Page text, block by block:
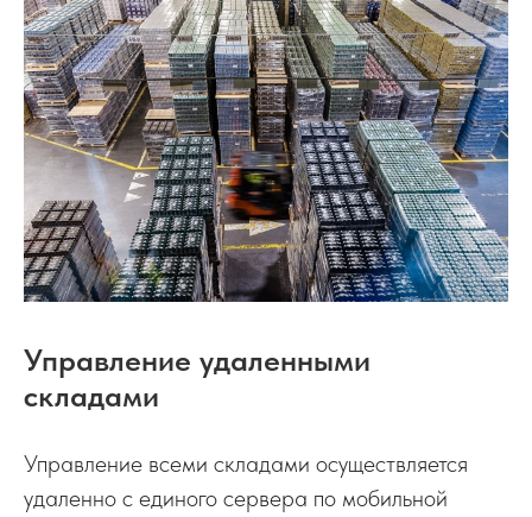
Управление удаленными
складами
Управление всеми складами осуществляется
удаленно с единого сервера по мобильной